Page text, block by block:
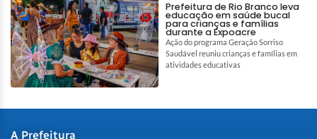
Prefeitura de Rio Branco leva
educação em saúde bucal
para crianças e famílias
durante a Expoacre
Ação do programa Geração Sorriso
Saudável reuniu crianças e famílias em
atividades educativas
A Prefeitura